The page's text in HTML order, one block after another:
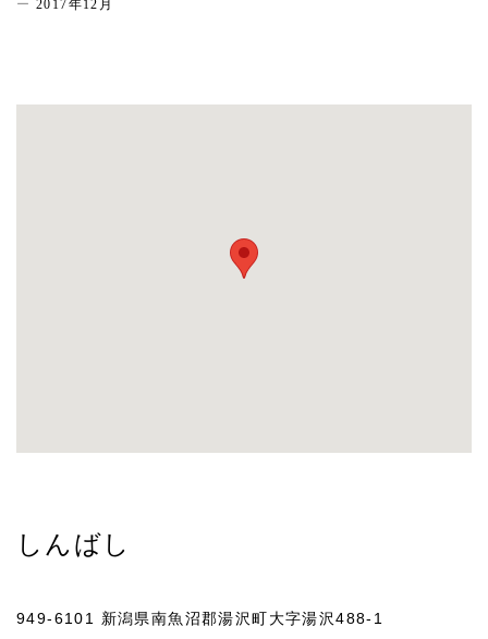
2017年12月
しんばし
949-6101 新潟県南魚沼郡湯沢町大字湯沢488-1